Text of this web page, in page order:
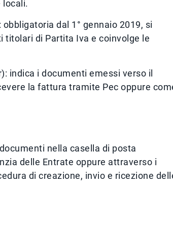
locali.
dal 1° gennaio 2019, si
di Partita Iva e coinvolge le
indica i documenti emessi verso il
la fattura tramite Pec oppure
nella casella di posta
delle Entrate oppure attraverso i
di creazione, invio e ricezione